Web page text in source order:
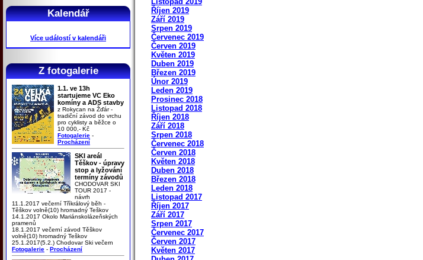
Kalendář
Více událostí v kalendáři
Z fotogalerie
1.1. ve 13h
startujeme VC Eko
komíny a ADS stavby
z Rokycan na Žďár -
tradiční závod do vrchu
pro cyklisty a běžce o
10 000,- Kč
Fotogalerie -
Procházení
SKI areál
Těškov - úpravy
stop a lyžování
termíny závodů
CHODOVAR SKI
TOUR 2017 -
návrh
11.1.2017 večerní Tříkrálový běh -
Těškov volně(10) hromadný Teškov
14.1.2017 Okolo Mariánskolázeňských
pramenů
18.1.2017 večerní závod Těškov
volně(10) hromadný Teškov
25.1.2017(5.2.) Chodovar Ski večern
Fotogalerie - Procházení
Říjen 2019
Září 2019
Srpen 2019
Červenec 2019
Červen 2019
Květen 2019
Duben 2019
Březen 2019
Únor 2019
Leden 2019
Prosinec 2018
Listopad 2018
Říjen 2018
Září 2018
Srpen 2018
Červenec 2018
Červen 2018
Květen 2018
Duben 2018
Březen 2018
Leden 2018
Listopad 2017
Říjen 2017
Září 2017
Srpen 2017
Červenec 2017
Červen 2017
Květen 2017